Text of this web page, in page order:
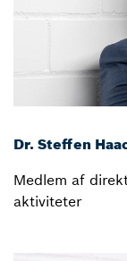
Dr. Steffen
Medlem af
aktiviteter